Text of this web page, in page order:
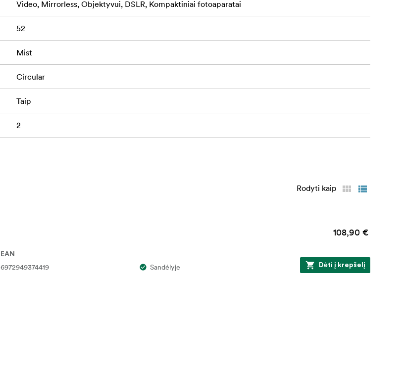
Video, Mirrorless, Objektyvui, DSLR, Kompaktiniai fotoaparatai
52
Mist
Circular
Taip
2
Rodyti kaip
108,90 €
EAN
6972949374419 Sandėlyje Dėti į krepšelį